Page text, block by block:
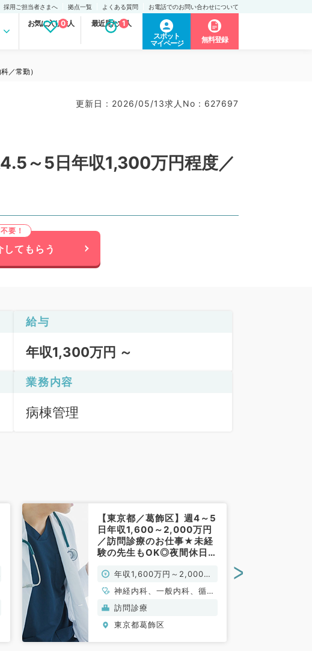
採用ご担当者さまへ 拠点一覧 よくある質問 お電話でのお問い合わせについて
お気に入り求人
0 最近見た求人
1
スポット
マイページ
無料登録
／常勤）
更新日 : 2026/05/13求人No : 627697
～5日年収1,300万円程度／
てもらう
給与
年収1,300万円 ～
業務内容
病棟管理
【東京都／葛飾区】週4～5
日年収1,600～2,000万円
／訪問診療のお仕事★未経
験の先生もOK◎夜間休日オ
系／常勤）
年収1,600万円～2,000万
円
神経内科、一般内科、循環
器内科、呼吸器内科、消化
器内科、内分泌・代謝内
科、腎臓内科、老年内科、
訪問診療
東京都葛飾区
>